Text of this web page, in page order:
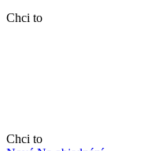
Chci to
Chci to